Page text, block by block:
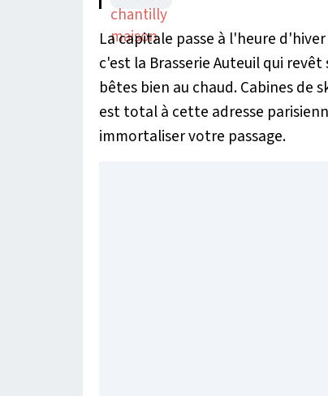
La capitale passe à l'heure d'hiver
c'est la Brasserie Auteuil qui
bêtes bien au chaud. Cabines
est total à cette adresse
immortaliser votre passage.